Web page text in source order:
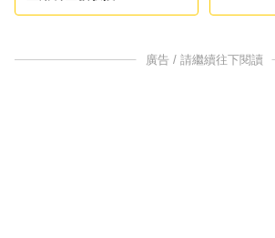
廣告 / 請繼續往下閱讀